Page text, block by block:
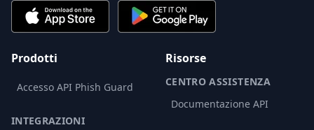
Prodotti
Accesso API Phish Guard
INTEGRAZIONI
Risorse
CENTRO ASSISTENZA
Documentazione API